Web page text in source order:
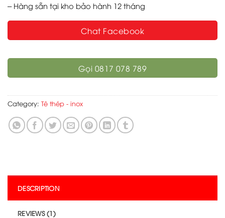
– Hàng sẵn tại kho bảo hành 12 tháng
Chat Facebook
Gọi 0817 078 789
Category: Tê thép - inox
DESCRIPTION
REVIEWS (1)